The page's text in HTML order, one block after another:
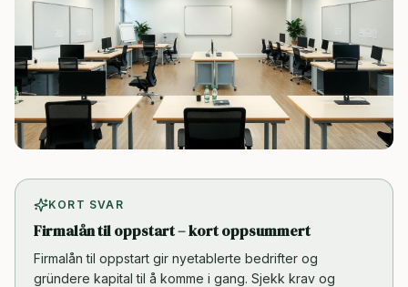
KORT SVAR
Firmalån til oppstart – kort oppsummert
Firmalån til oppstart gir nyetablerte bedrifter og
gründere kapital til å komme i gang. Sjekk krav og